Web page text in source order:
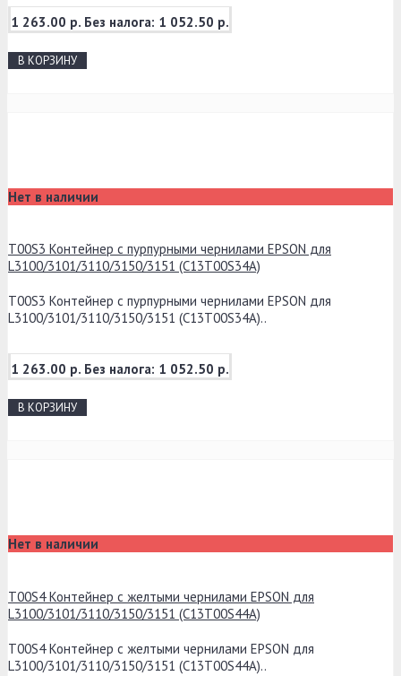
1 263.00 р. Без налога: 1 052.50 р.
В КОРЗИНУ
Нет в наличии
T00S3 Контейнер с пурпурными чернилами EPSON для
L3100/3101/3110/3150/3151 (C13T00S34A)
T00S3 Контейнер с пурпурными чернилами EPSON для
L3100/3101/3110/3150/3151 (C13T00S34A)..
1 263.00 р. Без налога: 1 052.50 р.
В КОРЗИНУ
Нет в наличии
T00S4 Контейнер с желтыми чернилами EPSON для
L3100/3101/3110/3150/3151 (C13T00S44A)
T00S4 Контейнер с желтыми чернилами EPSON для
L3100/3101/3110/3150/3151 (C13T00S44A)..